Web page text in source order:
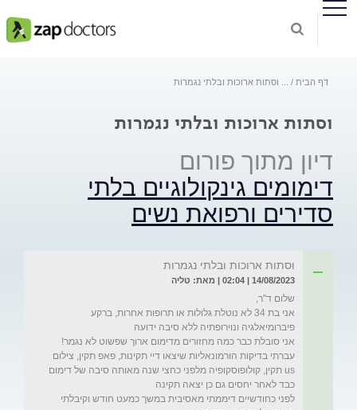
דף הבית וסתות ארוכות ובלתי נגמרות
וסתות ארוכות ובלתי נגמרות
דיון מתוך פורום
דימומים גינקולוגיים בלתי
סדירים ורפואת נשים
וסתות ארוכות ובלתי נגמרות
14/08/2023 | 02:04 | מאת: טליה
אני בת 34 לא נוטלת גלולות או תרופות אחרות, ברקע
עברתי בדיקות הורמונאליות שיצאו דיי תקינות, פאפ תקין, צילום
us תקין, קולופוסקופיה מלפני כחצי שנה מאותה סיבה של דימום
לפני כחודשיים דיממתי מאסיבית במשך כמעט חודש וקיבלתי